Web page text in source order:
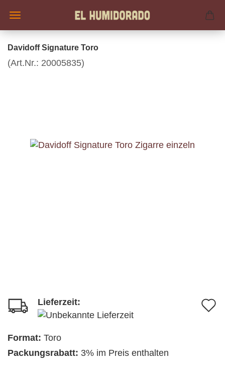
Davidoff Signature Toro
(Art.Nr.: 20005835)
Lieferzeit:
Format: Toro
Packungsrabatt: 3% im Preis enthalten